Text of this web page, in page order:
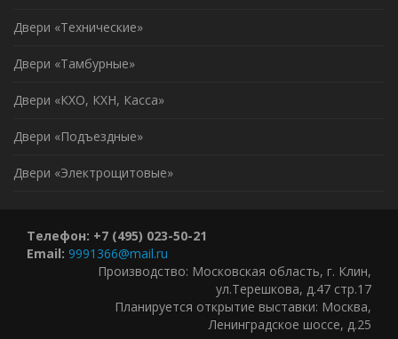
Двери «Технические»
Двери «Тамбурные»
Двери «КХО, КХН, Касса»
Двери «Подъездные»
Двери «Электрощитовые»
Телефон: +7 (495) 023-50-21
Email: 9991366@mail.ru
Производство: Московская область, г. Клин,
ул.Терешкова, д.47 стр.17
Планируется открытие выставки: Москва,
Ленинградское шоссе, д.25